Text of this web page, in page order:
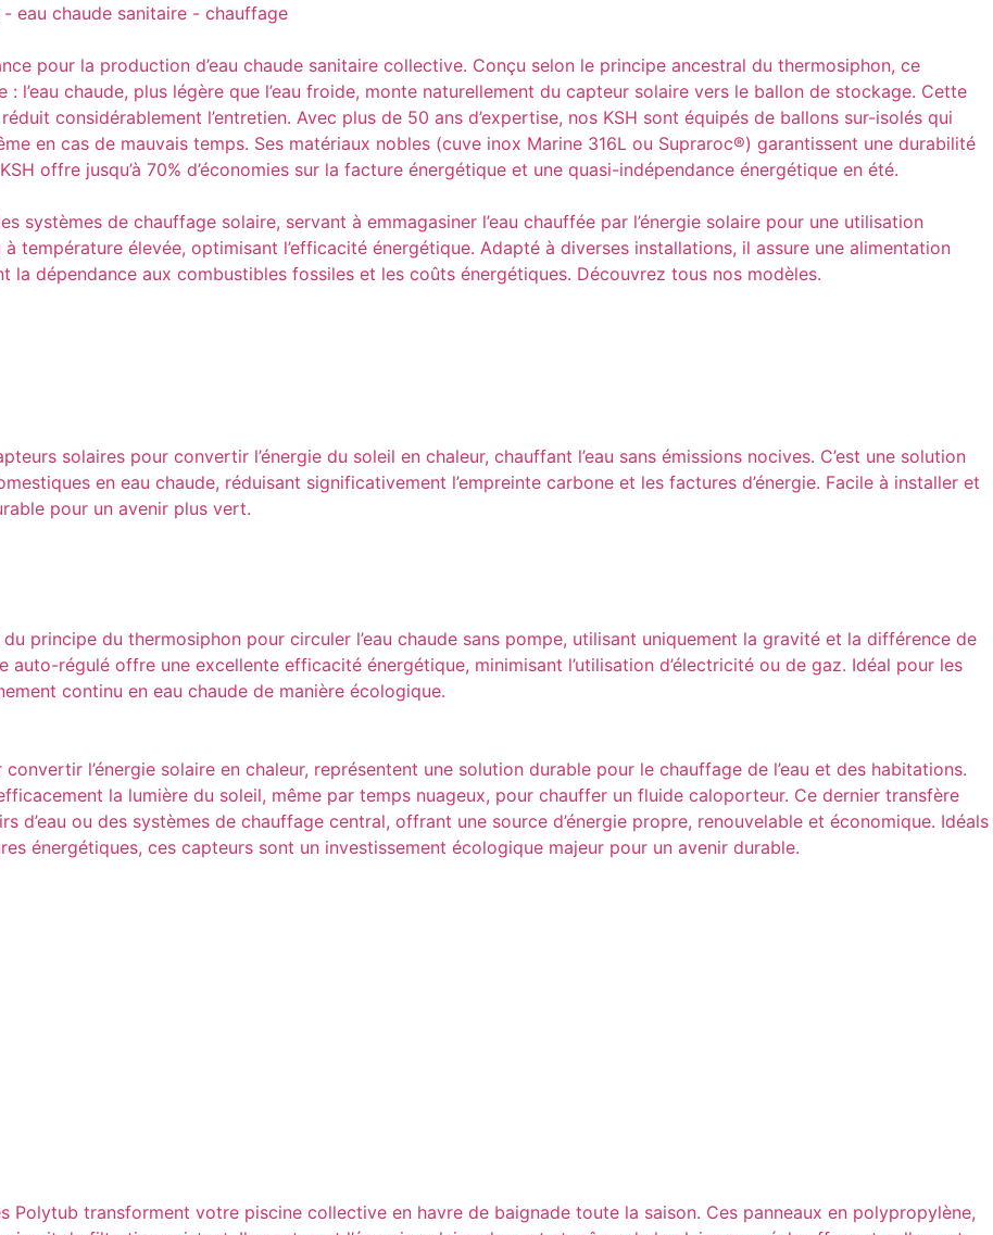
pour la production d’eau chaude sanitaire collective. Conçu selon le principe ancestral du thermosiphon, ce
l’eau chaude, plus légère que l’eau froide, monte naturellement du capteur solaire vers le ballon de stockage. Cette
considérablement l’entretien. Avec plus de 50 ans d’expertise, nos KSH sont équipés de ballons sur-isolés qui
en cas de mauvais temps. Ses matériaux nobles (cuve inox Marine 316L ou Supraroc®) garantissent une durabilité
offre jusqu’à 70% d’économies sur la facture énergétique et une quasi-indépendance énergétique en été.
systèmes de chauffage solaire, servant à emmagasiner l’eau chauffée par l’énergie solaire pour une utilisation
température élevée, optimisant l’efficacité énergétique. Adapté à diverses installations, il assure une alimentation
la dépendance aux combustibles fossiles et les coûts énergétiques. Découvrez tous nos modèles.
solaires pour convertir l’énergie du soleil en chaleur, chauffant l’eau sans émissions nocives. C’est une solution
en eau chaude, réduisant significativement l’empreinte carbone et les factures d’énergie. Facile à installer et
pour un avenir plus vert.
principe du thermosiphon pour circuler l’eau chaude sans pompe, utilisant uniquement la gravité et la différence de
régulé offre une excellente efficacité énergétique, minimisant l’utilisation d’électricité ou de gaz. Idéal pour les
continu en eau chaude de manière écologique.
l’énergie solaire en chaleur, représentent une solution durable pour le chauffage de l’eau et des habitations.
la lumière du soleil, même par temps nuageux, pour chauffer un fluide caloporteur. Ce dernier transfère
d’eau ou des systèmes de chauffage central, offrant une source d’énergie propre, renouvelable et économique. Idéals
énergétiques, ces capteurs sont un investissement écologique majeur pour un avenir durable.
Polytub transforment votre piscine collective en havre de baignade toute la saison. Ces panneaux en polypropylène,